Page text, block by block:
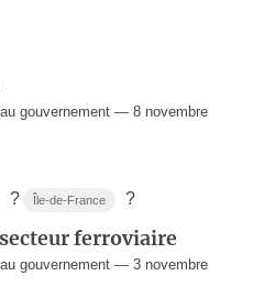
gouvernement — 8 novembre
? Île-de-France ?
ferroviaire
gouvernement — 3 novembre